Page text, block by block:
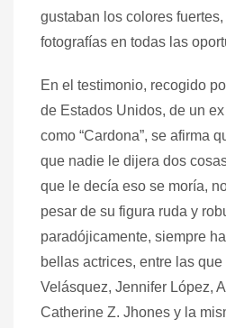
gustaban los colores
fotografías en todas las
En el testimonio, recogido
de Estados Unidos, de un
como “Cardona”, se afirma
que nadie le dijera dos
que le decía eso se moría,
pesar de su figura ruda y
paradójicamente, siempre
bellas actrices, entre las
Velásquez, Jennifer López,
Catherine Z. Jhones y la